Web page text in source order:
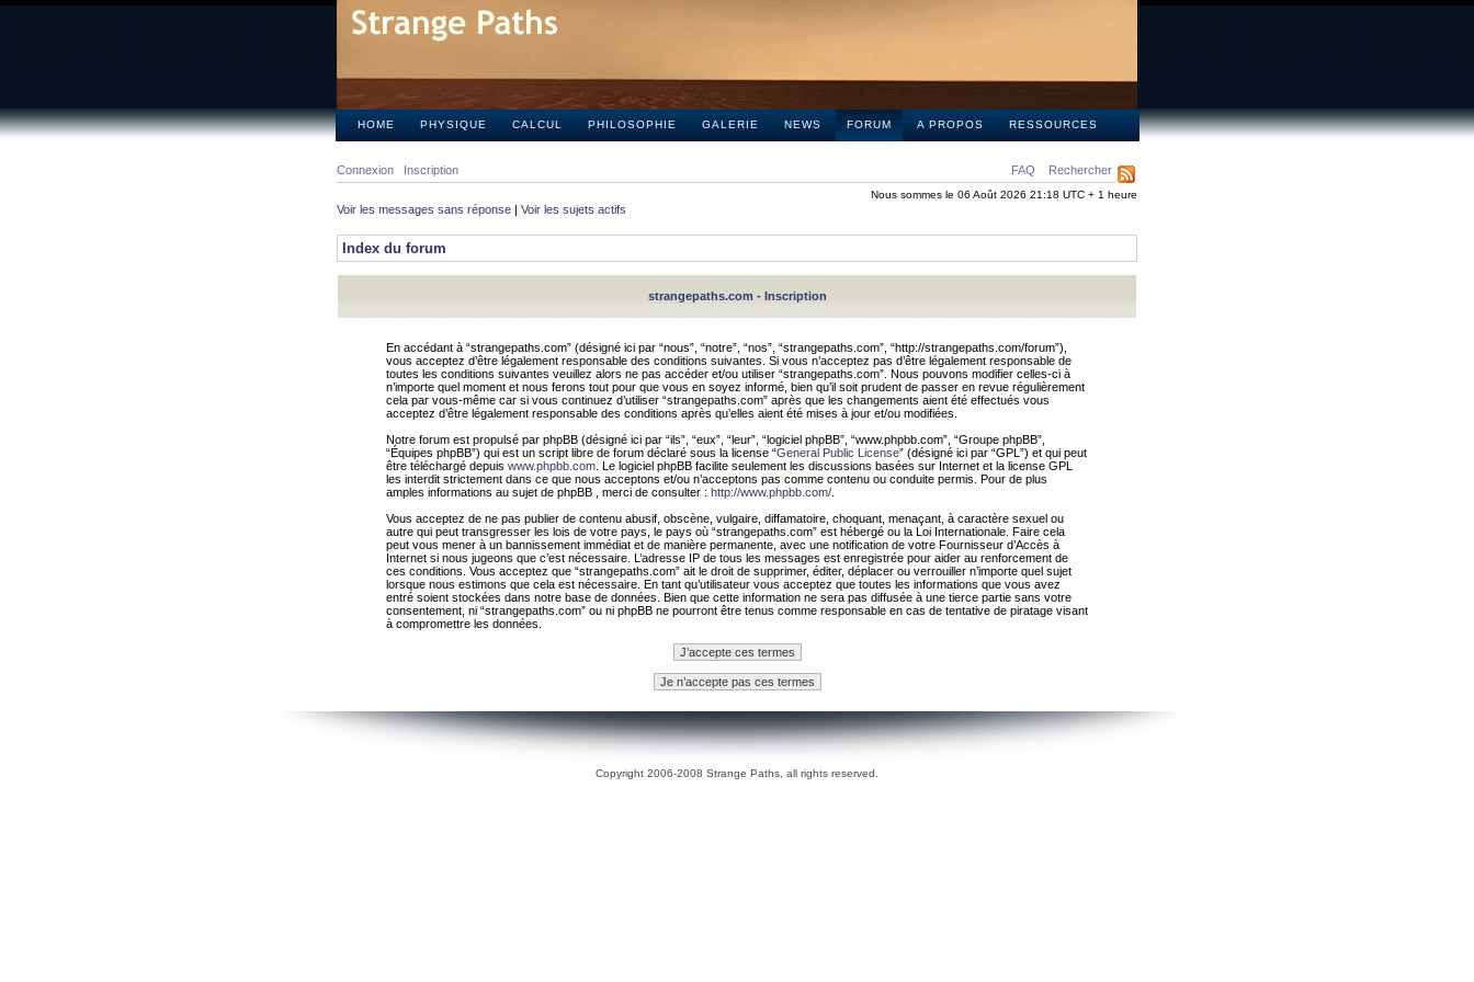
HOME PHYSIQUE CALCUL PHILOSOPHIE GALERIE NEWS FORUM A PROPOS RESSOURCES
FAQ Rechercher
Connexion Inscription
Nous sommes le 06 Août 2026 21:18 UTC + 1 heure
Voir les messages sans réponse | Voir les sujets actifs
Index du forum
strangepaths.com - Inscription
En accédant à “strangepaths.com” (désigné ici par “nous”, “notre”, “nos”, “strangepaths.com”, “http://strangepaths.com/forum”),
vous acceptez d’être légalement responsable des conditions suivantes. Si vous n’acceptez pas d’être légalement responsable de
toutes les conditions suivantes veuillez alors ne pas accéder et/ou utiliser “strangepaths.com”. Nous pouvons modifier celles-ci à
n’importe quel moment et nous ferons tout pour que vous en soyez informé, bien qu’il soit prudent de passer en revue régulièrement
cela par vous-même car si vous continuez d’utiliser “strangepaths.com” après que les changements aient été effectués vous
acceptez d’être légalement responsable des conditions après qu’elles aient été mises à jour et/ou modifiées.
Notre forum est propulsé par phpBB (désigné ici par “ils”, “eux”, “leur”, “logiciel phpBB”, “www.phpbb.com”, “Groupe phpBB”,
“Équipes phpBB”) qui est un script libre de forum déclaré sous la license “General Public License” (désigné ici par “GPL”) et qui peut
être téléchargé depuis www.phpbb.com . Le logiciel phpBB facilite seulement les discussions basées sur Internet et la license GPL
les interdit strictement dans ce que nous acceptons et/ou n’acceptons pas comme contenu ou conduite permis. Pour de plus
amples informations au sujet de phpBB , merci de consulter : http://www.phpbb.com/
Vous acceptez de ne pas publier de contenu abusif, obscène, vulgaire, diffamatoire, choquant, menaçant, à caractère sexuel ou
autre qui peut transgresser les lois de votre pays, le pays où “strangepaths.com” est hébergé ou la Loi Internationale. Faire cela
peut vous mener à un bannissement immédiat et de manière permanente, avec une notification de votre Fournisseur d’Accès à
Internet si nous jugeons que c’est nécessaire. L’adresse IP de tous les messages est enregistrée pour aider au renforcement de
ces conditions. Vous acceptez que “strangepaths.com” ait le droit de supprimer, éditer, déplacer ou verrouiller n’importe quel sujet
lorsque nous estimons que cela est nécessaire. En tant qu’utilisateur vous acceptez que toutes les informations que vous avez
entré soient stockées dans notre base de données. Bien que cette information ne sera pas diffusée à une tierce partie sans votre
consentement, ni “strangepaths.com” ou ni phpBB ne pourront être tenus comme responsable en cas de tentative de piratage visant
à compromettre les données.
Copyright 2006-2008 Strange Paths, all rights reserved.